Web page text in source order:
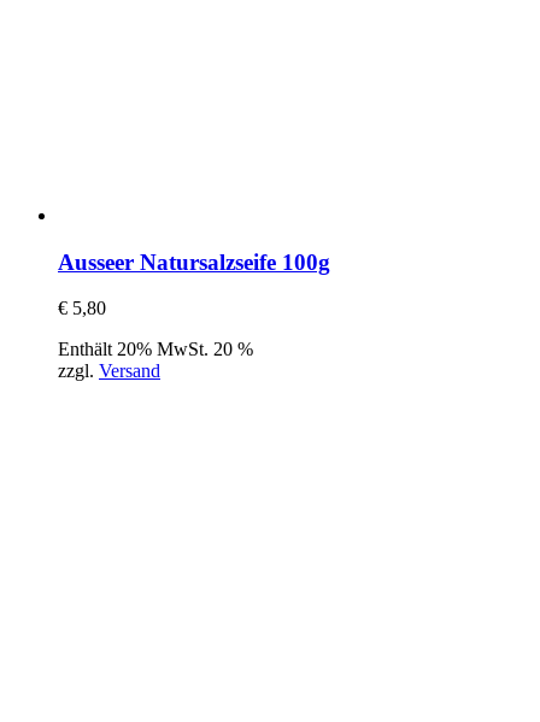
Ausseer Natursalzseife 100g
€ 5,80
Enthält 20% MwSt. 20 %
zzgl. Versand